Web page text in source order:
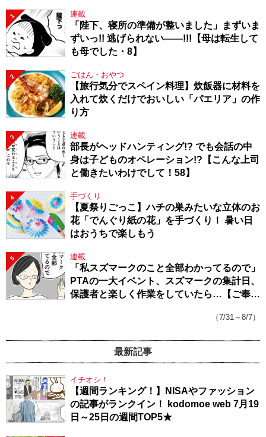
1 連載
「陛下、寝所の準備が整いました」まずいま
ずいっ!! 逃げられない――!!!【母は転生して
も母でした・8】
2 ごはん・おやつ
【旅行気分でスペイン料理】炊飯器に材料を
入れて炊くだけでおいしい「パエリア」の作
り方
3 連載
部長がヘッドハンティング!? でも会話の中
身は子どものオペレーション!?【こんな上司
と働きたいわけでして！58】
4 手づくり
【夏祭りごっこ】ハチの巣みたいな立体のお
花「でんぐり紙の花」を手づくり！ 暑い日
はおうちで楽しもう
5 連載
「私スズマークのこと全部わかってるので」
PTAの一大イベント、スズマークの集計日、
保護者と楽しく作業をしていたら…【ご奉仕
（7/31～8/7）
最新記事
イチオシ！
【週間ランキング！】NISAやファッション
の記事がランクイン！ kodomoe web 7月19
日～25日の週間TOP5★